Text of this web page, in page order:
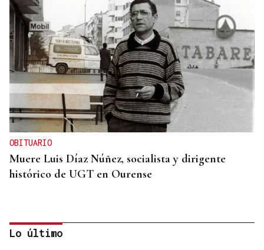
OBITUARIO
Muere Luis Díaz Núñez, socialista y dirigente
histórico de UGT en Ourense
Lo último